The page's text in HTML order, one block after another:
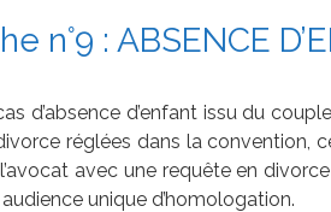
n°9 : ABSENCE
d’absence d’enfant issu du
réglées dans la convention,
avec une requête en
unique d’homologation.